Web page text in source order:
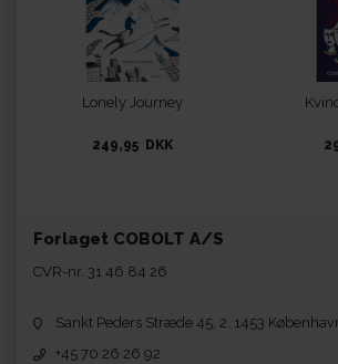
Lonely Journey
249,95 DKK
Forlaget COBOLT A/S
CVR-nr. 31 46 84 26
Sankt Peders Stræde 45, 2. 1453
+45 70 26 26 92